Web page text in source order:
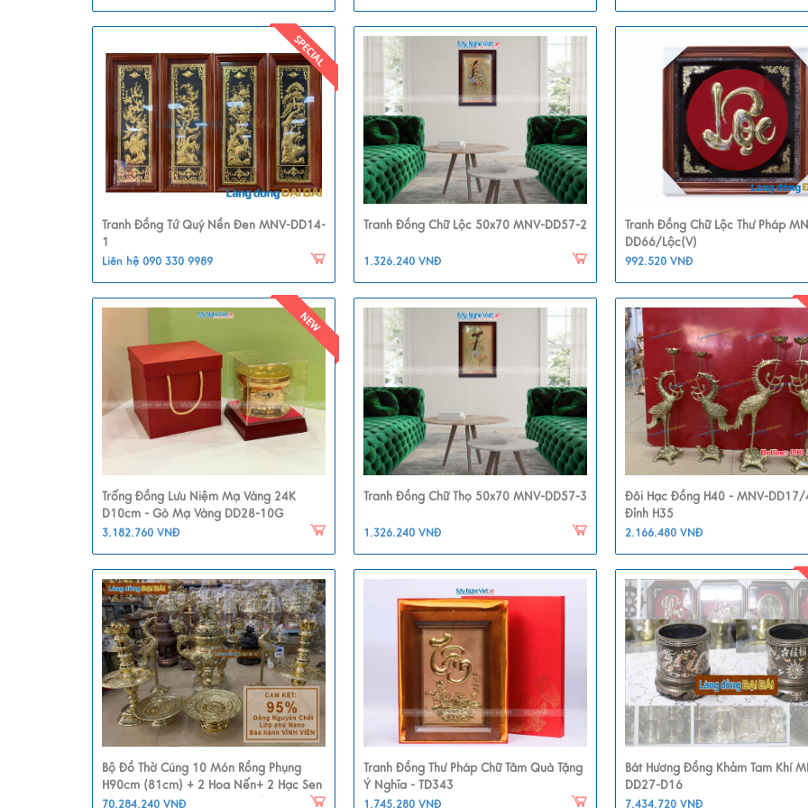
Tranh Đồng Tứ Quý Nền Đen MNV-DD14-
1
Liên hệ 090 330 9989
Tranh Đồng Chữ Lộc 50x70 MNV-DD57-2
1.326.240 VNĐ
Tranh Đồng Chữ Lộc Thư Pháp
DD66/lộc(V)
992.520 VNĐ
Trống Đồng Lưu Niệm Mạ Vàng 24K
D10cm - Gò Mạ Vàng DD28-10G
3.182.760 VNĐ
Tranh Đồng Chữ Thọ 50x70 MNV-DD57-3
1.326.240 VNĐ
Đôi Hạc Đồng H40 - MNV-DD17/
Đỉnh H35
2.166.480 VNĐ
Bộ Đồ Thờ Cúng 10 Món Rồng Phụng
H90cm (81cm) + 2 Hoa Nến+ 2 Hạc Sen
Chùm + 3 Đĩa Trái Cây DD18/90S-10M1
70.284.240 VNĐ
Tranh Đồng Thư Pháp Chữ Tâm Quà Tặng
Ý Nghĩa - TD343
1.745.280 VNĐ
Bát Hương Đồng Khảm Tam Khí
DD27-D16
7.434.720 VNĐ